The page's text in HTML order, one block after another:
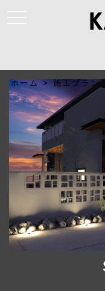
t
o
n
a
v
i
g
a
o
ホーム >施工プラン